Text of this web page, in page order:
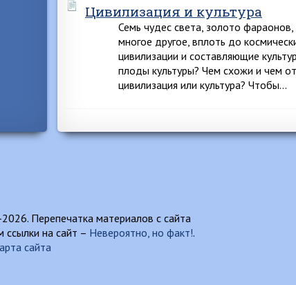
Цивилизация и культура
Семь чудес света, золото фараонов,
многое другое, вплоть до
цивилизации и составляющие
плоды культуры? Чем схожи и чем
цивилизация или культура? Чтобы…
Перепечатка материалов с сайта
ссылки на сайт – Невероятно, но факт!.
сайта